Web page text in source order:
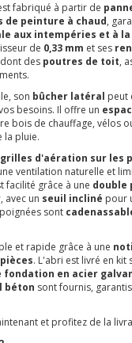
fabriqué à partir de
de peinture à chaud,
aux intempéries et à
de 0,33 mm et ses
des poutres de toit,
son bûcher latéral peut
besoins. Il offre un
bois de chauffage, vélos
la pluie.
grilles d'aération sur les
ventilation naturelle et
facilité grâce à une double
, avec un seuil incliné pour
sont
et rapide grâce à une
. L'abri est livré en kit
fondation en acier
béton sont fournis,
et profitez de la